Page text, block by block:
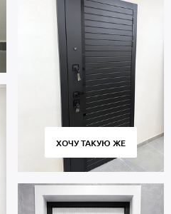
ХОЧУ ТАКУЮ ЖЕ